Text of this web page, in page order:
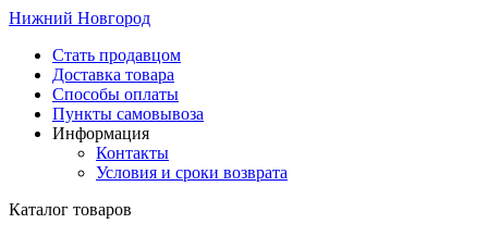
Нижний Новгород
Стать продавцом
Доставка товара
Способы оплаты
Пункты самовывоза
Информация
Контакты
Условия и сроки возврата
Каталог товаров